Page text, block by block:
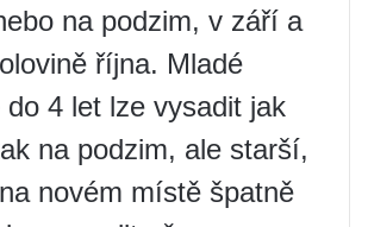
na podzim, v září a
října. Mladé
do 4 let lze vysadit jak
na podzim, ale starší,
novém místě špatně